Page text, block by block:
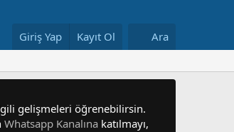
Giriş Yap Kayıt Ol Ara
gelişmeleri öğrenebilirsin.
Whatsapp Kanalına katılmayı,